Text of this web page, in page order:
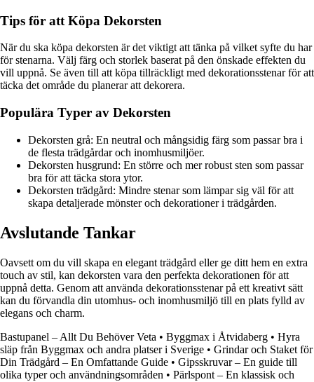
Tips för att Köpa Dekorsten
När du ska köpa dekorsten är det viktigt att tänka på vilket syfte du har
för stenarna. Välj färg och storlek baserat på den önskade effekten du
vill uppnå. Se även till att köpa tillräckligt med dekorationsstenar för att
täcka det område du planerar att dekorera.
Populära Typer av Dekorsten
Dekorsten grå: En neutral och mångsidig färg som passar bra i
de flesta trädgårdar och inomhusmiljöer.
Dekorsten husgrund: En större och mer robust sten som passar
bra för att täcka stora ytor.
Dekorsten trädgård: Mindre stenar som lämpar sig väl för att
skapa detaljerade mönster och dekorationer i trädgården.
Avslutande Tankar
Oavsett om du vill skapa en elegant trädgård eller ge ditt hem en extra
touch av stil, kan dekorsten vara den perfekta dekorationen för att
uppnå detta. Genom att använda dekorationsstenar på ett kreativt sätt
kan du förvandla din utomhus- och inomhusmiljö till en plats fylld av
elegans och charm.
Bastupanel – Allt Du Behöver Veta • Byggmax i Åtvidaberg • Hyra
släp från Byggmax och andra platser i Sverige • Grindar och Staket för
Din Trädgård – En Omfattande Guide • Gipsskruvar – En guide till
olika typer och användningsområden • Pärlspont – En klassisk och